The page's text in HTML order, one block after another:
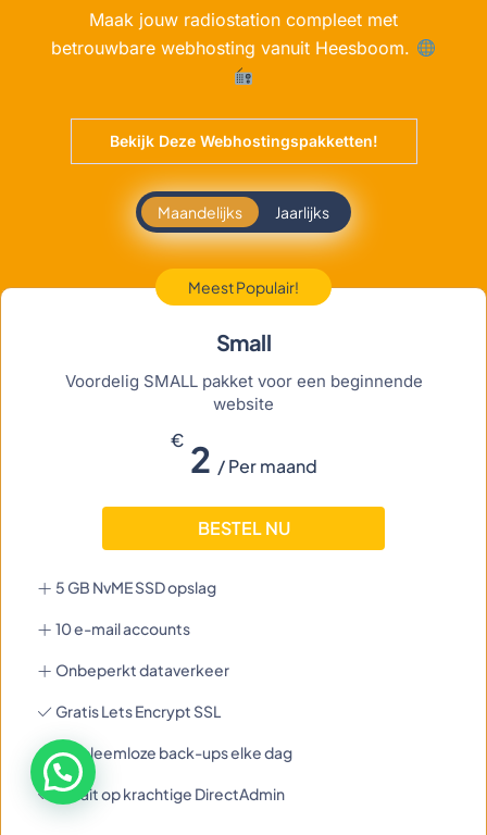
Maak jouw radiostation compleet met
betrouwbare webhosting vanuit Heesboom.
Bekijk Deze Webhostingspakketten!
Maandelijks Jaarlijks
Meest Populair!
Small
Voordelig SMALL pakket voor een beginnende
website
€2 / Per maand
BESTEL NU
5 GB NvME SSD opslag
10 e-mail accounts
Onbeperkt dataverkeer
Gratis Lets Encrypt SSL
Probleemloze back-ups elke dag
Draait op krachtige DirectAdmin